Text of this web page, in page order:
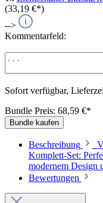
(33,19 €*)
-->
Kommentarfeld:
Sofort verfügbar,
Bundle Preis: 68,59 €*
Bundle kaufen
Beschreibung
Komplett-Set:
modernem
Bewertungen